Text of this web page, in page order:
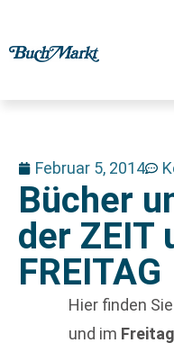
Februar 5, 2014
Bücher
der ZEIT
FREITAG
Hier finden
und im Freitag